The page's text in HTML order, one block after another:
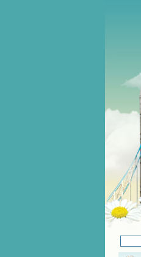
做
梦
味
里
要
道
我